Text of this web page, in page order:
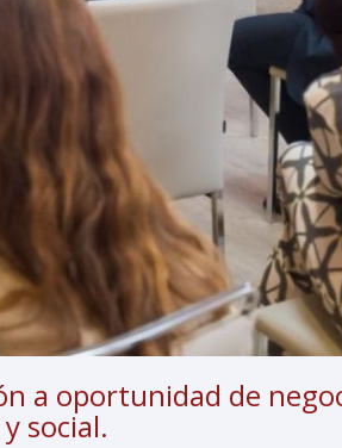
a oportunidad de
social.